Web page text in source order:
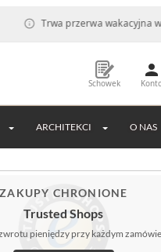
Trwa przerwa wakacyjna we
Schowek
ARCHITEKCI O NAS
ZAKUPY CHRONIONE
Trusted Shops
pieniędzy przy każdym